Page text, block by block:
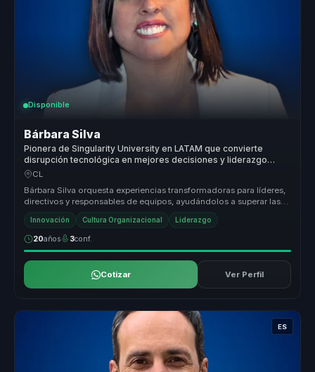
Disponible
Bárbara Silva
Pionera de Singularity University en LATAM que convierte
disrupción tecnológica en mejores decisiones y liderazgo
digital para empresas.
CL
Bárbara Silva orquesta experiencias transformadoras para líderes,
directivos y responsables de equipos, ayudándolos a superar las
barrera...
Innovación Cultura Organizacional Liderazgo
20años 3conf.
Cotizar Ver Perfil
ES